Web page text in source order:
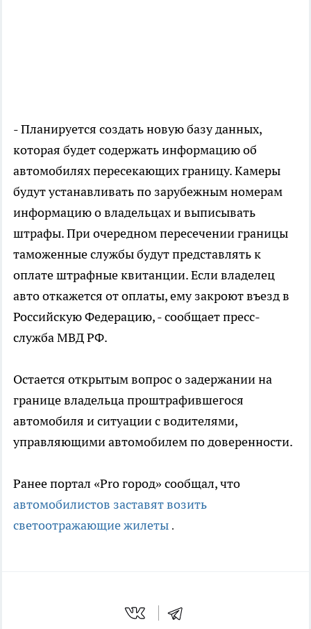
- Планируется создать новую базу данных,
которая будет содержать информацию об
автомобилях пересекающих границу. Камеры
будут устанавливать по зарубежным номерам
информацию о владельцах и выписывать
штрафы. При очередном пересечении границы
таможенные службы будут представлять к
оплате штрафные квитанции. Если владелец
авто откажется от оплаты, ему закроют въезд в
Российскую Федерацию, - сообщает пресс-
служба МВД РФ.
Остается открытым вопрос о задержании на
границе владельца проштрафившегося
автомобиля и ситуации с водителями,
управляющими автомобилем по доверенности.
Ранее портал «Pro город» сообщал, что
автомобилистов заставят возить
светоотражающие жилеты .